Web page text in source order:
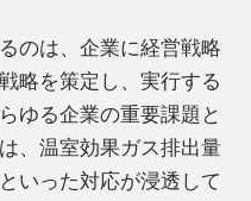
のは、企業に経営戦略
略を策定し、実行する
ゆる企業の重要課題と
、温室効果ガス排出量
いった対応が浸透して